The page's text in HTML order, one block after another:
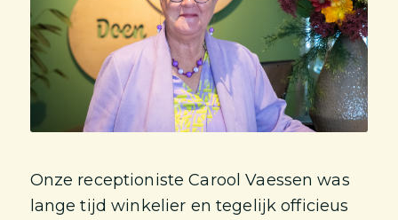
Onze receptioniste Carool Vaessen was
lange tijd winkelier en tegelijk officieus